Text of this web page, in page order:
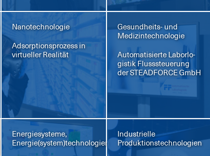
Nanotechnologie
Ad­sorp­ti­ons­pro­zess in
vir­tu­el­ler Rea­li­tät
Gesundheits- und
Medizintechnologie
Au­to­ma­ti­sier­te La­bor­lo­
gis­tik Fluss­steue­rung
der STEAD­FORCE GmbH
Energiesysteme,
Energie(system)technologien
Industrielle
Produktionstechnologien